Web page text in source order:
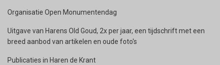
Organisatie Open Monumentendag
Uitgave van Harens Old Goud, 2x per jaar, een tijdschrift met een
breed aanbod van artikelen en oude foto's
Publicaties in Haren de Krant